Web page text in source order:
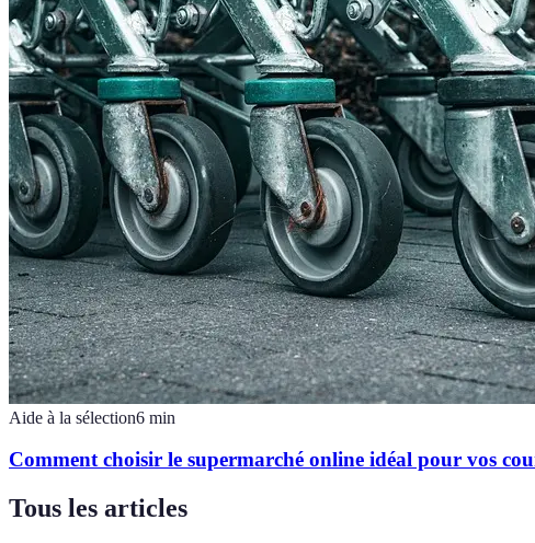
Aide à la sélection6 min
Comment choisir le supermarché online idéal pour vos
Tous les articles